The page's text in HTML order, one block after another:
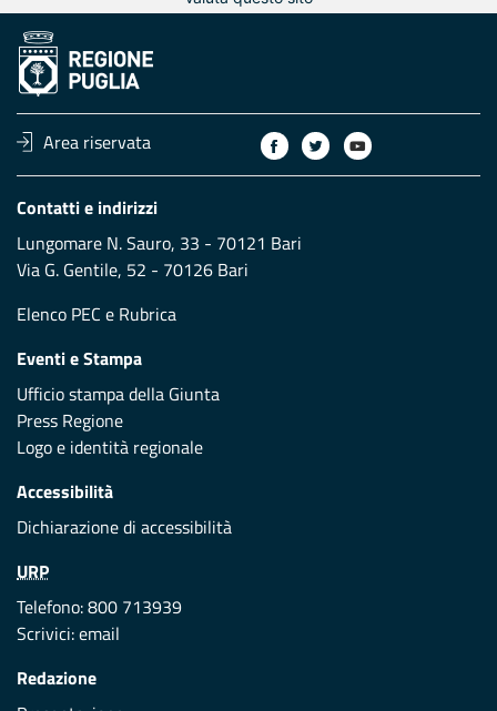
Area riservata
Contatti e indirizzi
Lungomare N. Sauro, 33 - 70121 Bari
Via G. Gentile, 52 - 70126 Bari
Elenco PEC e Rubrica
Eventi e Stampa
Ufficio stampa della Giunta
Press Regione
Logo e identità regionale
Accessibilità
Dichiarazione di accessibilità
URP
Telefono: 800 713939
Scrivici:email
Redazione